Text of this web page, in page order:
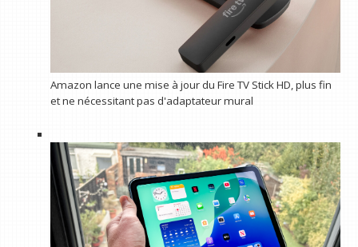
Amazon lance une mise à jour du Fire TV Stick HD, plus fin
et ne nécessitant pas d'adaptateur mural